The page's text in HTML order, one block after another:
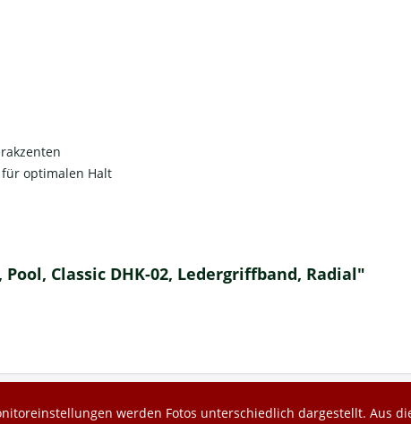
optimalen Halt
Classic DHK-02, Ledergriffband, Radial"
werden Fotos unterschiedlich dargestellt. Aus